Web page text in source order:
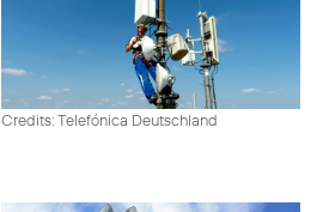
Credits: Telefónica Deutschland